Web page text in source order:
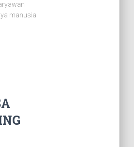
manusia